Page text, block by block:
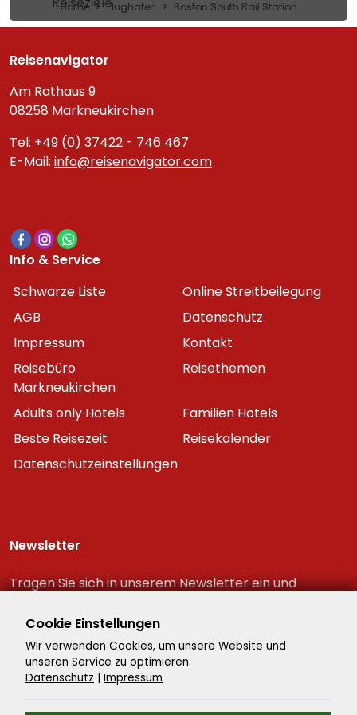
Home Flughafen Boston South Rail Station
Reisenavigator
Am Rathaus 9
08258 Markneukirchen
Tel: +49 (0) 37422 - 746 467
E-Mail: info@reisenavigator.com
Info & Service
Schwarze Liste
Online Streitbeilegung
AGB
Datenschutz
Impressum
Kontakt
Reisebüro
Markneukirchen
Reisethemen
Adults only Hotels
Familien Hotels
Beste Reisezeit
Reisekalender
Datenschutzeinstellungen
Newsletter
Tragen Sie sich in unserem Newsletter ein und
Reiseschnäppchen!
Cookie Einstellungen
Wir verwenden Cookies, um unsere Website und
unseren Service zu optimieren.
Datenschutz | Impressum